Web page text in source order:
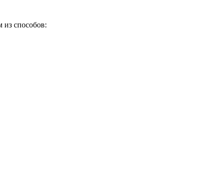
из способов: